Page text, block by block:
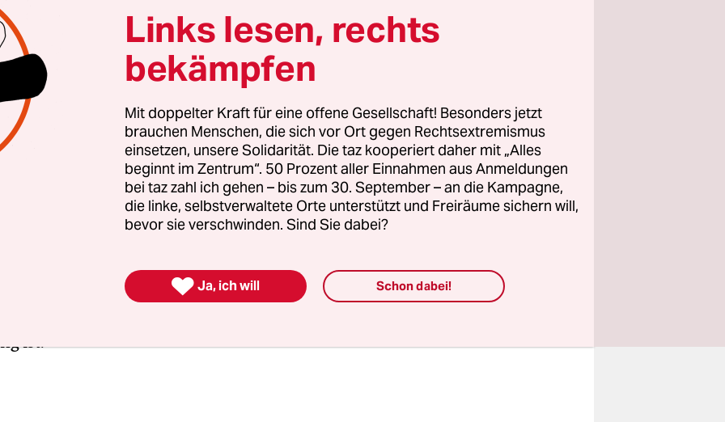
wurde
. Zumindest hatte die Rechtsaußen-Partei Ende
Wahl Wegners im dritten Wahlgang behauptet, dass er
erlangen konnte, weil neun ihrer
ihm die Stimme gegeben hätten. Wegner hatte das
und der AfD vorgeworfen, zu „chaotiseren“; er sprach
Aussage des Parteivorsitzenden Friedrich Merz, der im
am Sonntag eine Zusammenarbeit der CDU mit
kommunaler Ebene nicht ausschloss, bemühte sich
„Die AfD kennt nur Dagegen und Spaltung. Wo soll es da
geben? Die CDU kann, will und wird nicht mit einer
ist.“
Links lesen, rechts
bekämpfen
Mit doppelter Kraft für eine offene Gesellschaft! Besonders jetzt
brauchen Menschen, die sich vor Ort gegen Rechtsextremismus
einsetzen, unsere Solidarität. Die taz kooperiert daher mit „Alles
beginnt im Zentrum“. 50 Prozent aller Einnahmen aus Anmeldungen
bei taz zahl ich gehen – bis zum 30. September – an die Kampagne,
die linke, selbstverwaltete Orte unterstützt und Freiräume sichern will,
bevor sie verschwinden. Sind Sie dabei?
 Ja, ich will Schon dabei!